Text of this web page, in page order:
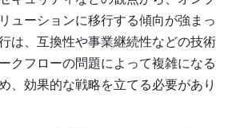
ューションに移行する傾向が強まっ
は、互換性や事業継続性などの技術
クフローの問題によって複雑になる
、効果的な戦略を立てる必要があり